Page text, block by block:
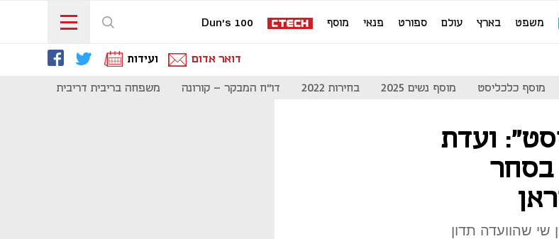
משפט בארץ עולם ספורט פנאי מוסף Dun's 100
דואר אדום ועידות
מוסף כלכליסט מוסף נשים 2025 בחירות 2022 דו"ח המבקר - קורונה משפחה בריבית דריבית
ועדת
בסחר
שהוועדה תדון